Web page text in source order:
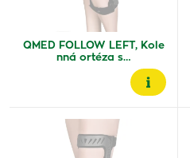
QMED FOLLOW LEFT, Kole
nná ortéza s…